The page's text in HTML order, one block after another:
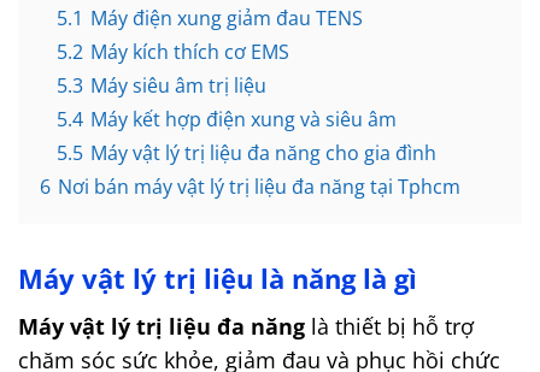
5.1 Máy điện xung giảm đau TENS
5.2 Máy kích thích cơ EMS
5.3 Máy siêu âm trị liệu
5.4 Máy kết hợp điện xung và siêu âm
5.5 Máy vật lý trị liệu đa năng cho gia đình
6 Nơi bán máy vật lý trị liệu đa năng tại Tphcm
Máy vật lý trị liệu là năng là gì
Máy vật lý trị liệu đa năng là thiết bị hỗ trợ
chăm sóc sức khỏe, giảm đau và phục hồi chức